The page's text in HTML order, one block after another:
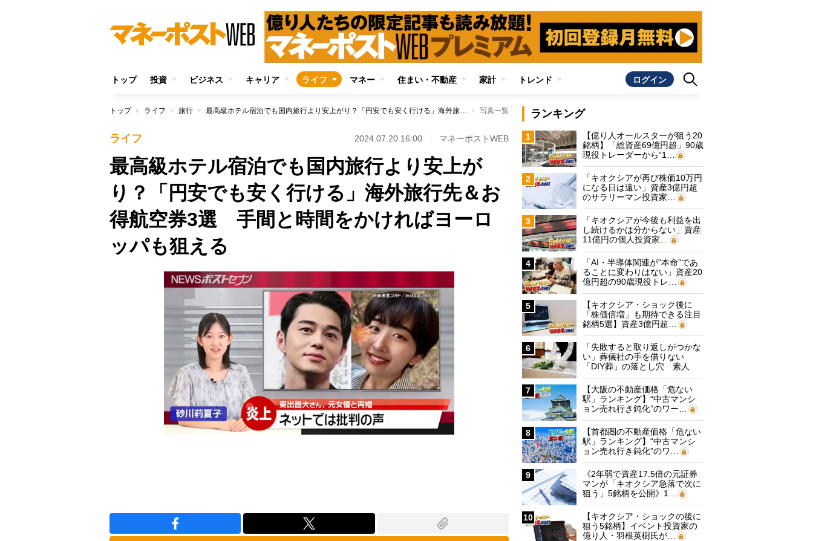
トップ 投資 ビジネス キャリア ライフ マネー 住まい・不動産 家計 トレンド ログイン
トップ ライフ 旅行 最高級ホテル宿泊でも国内旅行より安上がり？「円安でも安く行ける」海外旅行先＆お得航空券3選 手間と時間をかければヨーロッパも狙える 写真一覧
ライフ 2024.07.20 16:00 マネーポストWEB
最高級ホテル宿泊でも国内旅行より安上が
り？「円安でも安く行ける」海外旅行先＆お
得航空券3選 手間と時間をかければヨーロ
ッパも狙える
ランキング
1
【億り人オールスターが狙う20
銘柄】「総資産69億円超」90歳
現役トレーダーから“1…
2
「キオクシアが再び株価10万円
になる日は遠い」資産3億円超
のサラリーマン投資家…
3
「キオクシアが今後も利益を出
し続けるかは分からない」資産
11億円の個人投資家…
4
「AI・半導体関連が“本命”であ
ることに変わりはない」資産20
億円超の90歳現役トレ…
5
【キオクシア・ショック後に
「株価倍増」も期待できる注目
銘柄5選】資産3億円超…
6
「失敗すると取り返しがつかな
い」葬儀社の手を借りない
「DIY葬」の落とし穴 素人
に…
7
【大阪の不動産価格「危ない
駅」ランキング】“中古マンシ
ョン売れ行き鈍化”のワー…
8
【首都圏の不動産価格「危ない
駅」ランキング】“中古マンシ
ョン売れ行き鈍化”のワ…
9
《2年弱で資産17.5倍の元証券
マンが「キオクシア急落で次に
狙う」5銘柄を公開》1…
10
【キオクシア・ショックの後に
狙う5銘柄】イベント投資家の
億り人・羽根英樹氏が…